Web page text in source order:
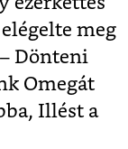
meg
Dönteni
Omegát
Illést a